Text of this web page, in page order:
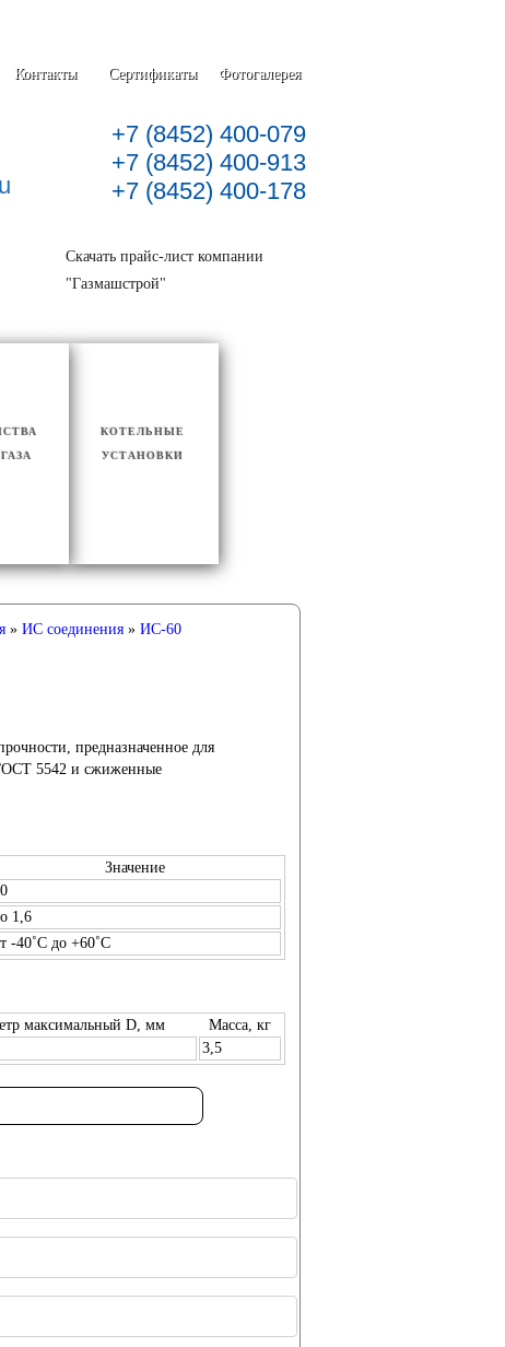
Фотогалерея
Сертификаты
Контакты
+7 (8452) 400-079
+7 (8452) 400-913
+7 (8452) 400-178
Скачать прайс-лист компании
"Газмашстрой"
КОТЕЛЬНЫЕ
УСТАНОВКИ
» ИС соединения» ИС-60
предназначенное для
5542 и сжиженные
Значение
1,6
-40˚С до +60˚С
максимальный D, мм
Масса, кг
3,5